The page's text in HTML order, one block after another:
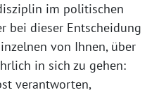
im politischen
bei dieser Entscheidung
von Ihnen, über
in sich zu gehen:
verantworten,